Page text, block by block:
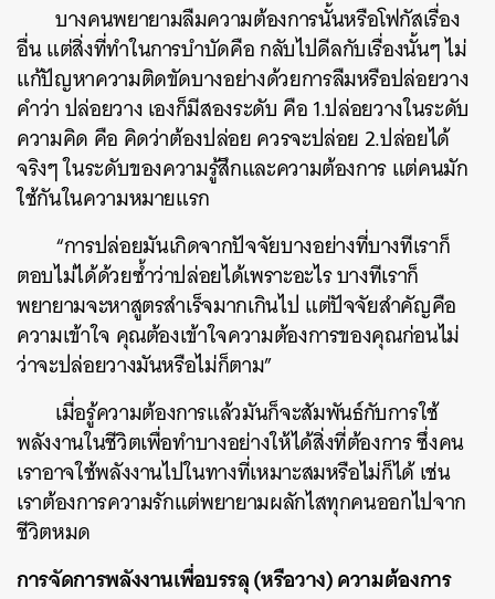
บางคนพยายามลืมความต้องการนั้นหรือโฟกัสเรื่อง
อื่น แต่สิ่งที่ทำในการบำบัดคือ กลับไปดีลกับเรื่องนั้นๆ ไม่
แก้ปัญหาความติดขัดบางอย่างด้วยการลืมหรือปล่อยวาง
คำว่า ปล่อยวาง เองก็มีสองระดับ คือ 1.ปล่อยวางในระดับ
ความคิด คือ คิดว่าต้องปล่อย ควรจะปล่อย 2.ปล่อยได้
จริงๆ ในระดับของความรู้สึกและความต้องการ แต่คนมัก
ใช้กันในความหมายแรก
“การปล่อยมันเกิดจากปัจจัยบางอย่างที่บางทีเราก็
ตอบไม่ได้ด้วยซ้ำว่าปล่อยได้เพราะอะไร บางทีเราก็
พยายามจะหาสูตรสำเร็จมากเกินไป แต่ปัจจัยสำคัญคือ
ความเข้าใจ คุณต้องเข้าใจความต้องการของคุณก่อนไม่
ว่าจะปล่อยวางมันหรือไม่ก็ตาม”
เมื่อรู้ความต้องการแล้วมันก็จะสัมพันธ์กับการใช้
พลังงานในชีวิตเพื่อทำบางอย่างให้ได้สิ่งที่ต้องการ ซึ่งคน
เราอาจใช้พลังงานไปในทางที่เหมาะสมหรือไม่ก็ได้ เช่น
เราต้องการความรักแต่พยายามผลักไสทุกคนออกไปจาก
ชีวิตหมด
การจัดการพลังงานเพื่อบรรลุ (หรือวาง) ความต้องการ